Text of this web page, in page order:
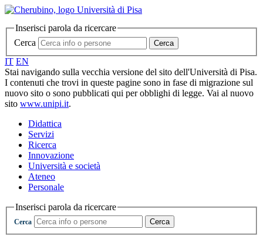
Inserisci parola da ricercare
Cerca
Cerca
IT EN
Stai navigando sulla vecchia versione del sito dell'Università di Pisa.
I contenuti che trovi in queste pagine sono in fase di migrazione sul
nuovo sito o sono pubblicati qui per obblighi di legge. Vai al nuovo
sito www.unipi.it.
Didattica
Servizi
Ricerca
Innovazione
Università e società
Ateneo
Personale
Inserisci parola da ricercare
Cerca Cerca